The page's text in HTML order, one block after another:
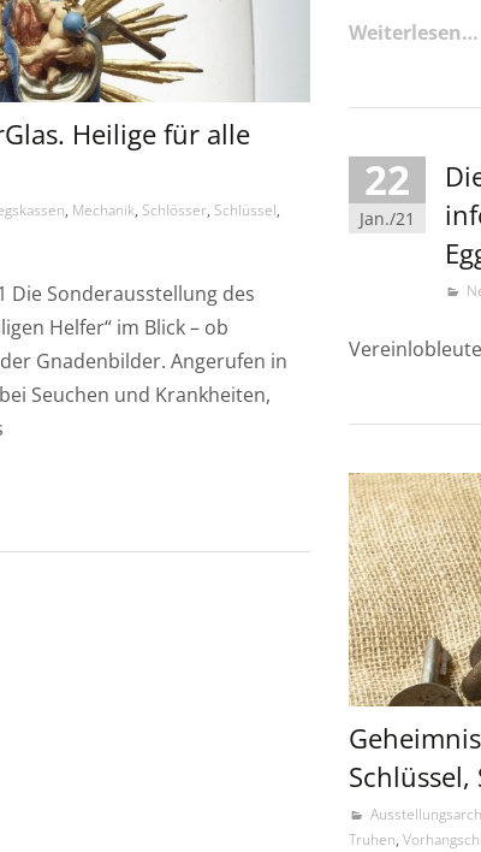
Weiterlesen…
Heilige für alle
, Mechanik, Schlösser, Schlüssel,
Die Sonderausstellung des
Helfer“ im Blick – ob
Gnadenbilder. Angerufen in
Seuchen und Krankheiten,
22
Jan./21
Schlüssel,
Truhen,